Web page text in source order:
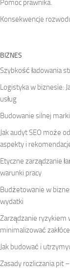
Pomoc prawnika.
Konsekwencje
BIZNES
Szybkość ładowania
Logistyka w biznesie:
usług
Budowanie silnej
Jak audyt SEO może
aspekty i
Etyczne zarządzanie
warunki pracy
Budżetowanie w
wydatki
Zarządzanie ryzykiem
minimalizować
Jak budować i
Zasady rozliczania pit